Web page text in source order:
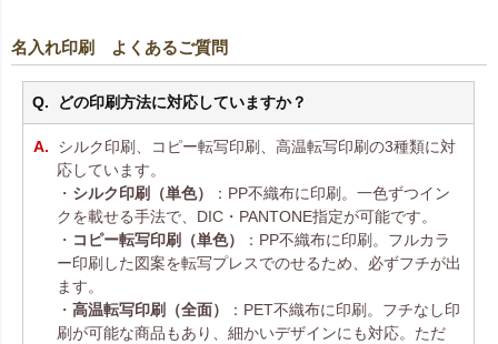
名入れ印刷 よくあるご質問
どの印刷方法に対応していますか？
シルク印刷、コピー転写印刷、高温転写印刷の3種類に対
応しています。
・ シルク印刷（単色）
：PP不織布に印刷。一色ずつイン
クを載せる手法で、DIC・PANTONE指定が可能です。
・ コピー転写印刷（単色）
：PP不織布に印刷。フルカラ
ー印刷した図案を転写プレスでのせるため、必ずフチが出
ます。
・ 高温転写印刷（全面）
：PET不織布に印刷。フチなし印
刷が可能な商品もあり、細かいデザインにも対応。ただ